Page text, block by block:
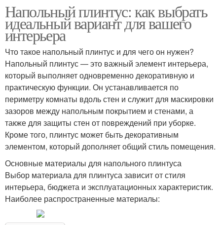
Напольный плинтус: как выбрать
идеальный вариант для вашего
интерьера
Что такое напольный плинтус и для чего он нужен?
Напольный плинтус — это важный элемент интерьера,
который выполняет одновременно декоративную и
практическую функции. Он устанавливается по
периметру комнаты вдоль стен и служит для маскировки
зазоров между напольным покрытием и стенами, а
также для защиты стен от повреждений при уборке.
Кроме того, плинтус может быть декоративным
элементом, который дополняет общий стиль помещения.
Основные материалы для напольного плинтуса
Выбор материала для плинтуса зависит от стиля
интерьера, бюджета и эксплуатационных характеристик.
Наиболее распространенные материалы: